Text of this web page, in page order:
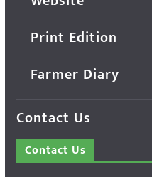
Print Edition
Farmer Diary
Contact Us
Contact Us